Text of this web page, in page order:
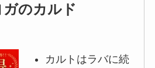
のカルド
カルトはラバに続